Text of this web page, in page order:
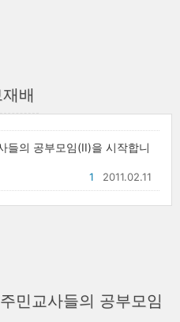
배
들의 공부모임(II)을 시작합니
2011.02.11
1
민교사들의 공부모임